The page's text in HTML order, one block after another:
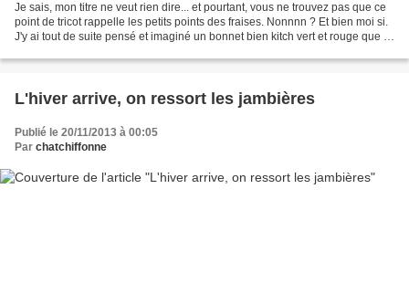
Je sais, mon titre ne veut rien dire... et pourtant, vous ne trouvez pas que ce
point de tricot rappelle les petits points des fraises. Nonnnn ? Et bien moi si.
J'y ai tout de suite pensé et imaginé un bonnet bien kitch vert et rouge que je
L'hiver arrive, on ressort les jambières
Publié le 20/11/2013 à 00:05
Par chatchiffonne